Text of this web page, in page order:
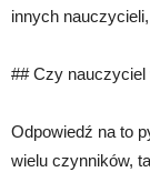
innych
## Czy
Odpowiedź na to
wielu czynników,